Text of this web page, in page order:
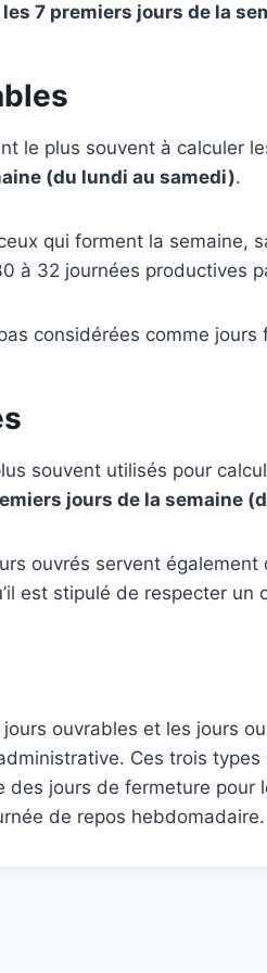
7 premiers jours de la
le plus souvent à calculer
(du lundi au samedi).
qui forment la semaine,
à 32 journées productives
considérées comme
souvent utilisés pour
jours de la semaine
ouvrés servent
est stipulé de respecter
ouvrables et les jours
Ces trois
des jours de fermeture pour
de repos hebdomadaire.